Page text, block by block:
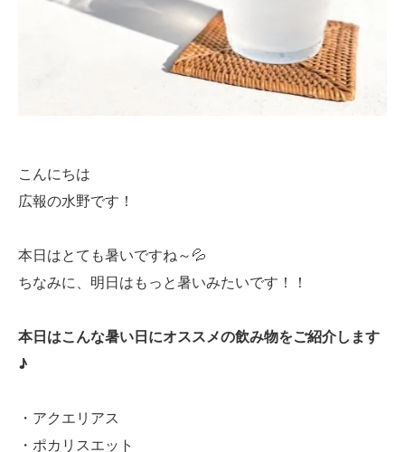
こんにちは
広報の水野です！
本日はとても暑いですね～💦
ちなみに、明日はもっと暑いみたいです！！
本日はこんな暑い日にオススメの飲み物をご紹介します
♪
・アクエリアス
・ポカリスエット